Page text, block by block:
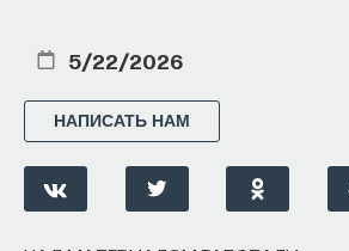
5/22/2026
НАПИСАТЬ НАМ